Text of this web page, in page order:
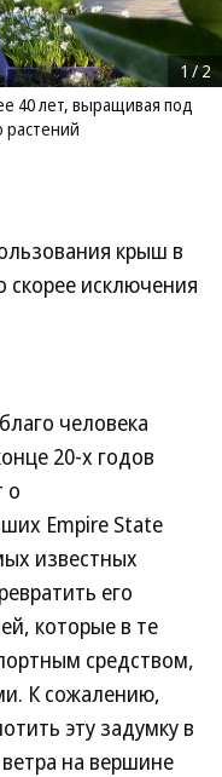
40 лет, выращивая под
растений
1 /2
крыш в
скорее исключения
человека
20-х годов
о
Empire State
известных
его
которые в те
средством,
К сожалению,
эту задумку в
на вершине